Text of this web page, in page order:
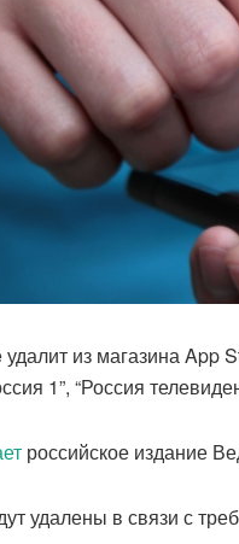
из магазина App
1”, “Россия
российское издание
удалены в связи с